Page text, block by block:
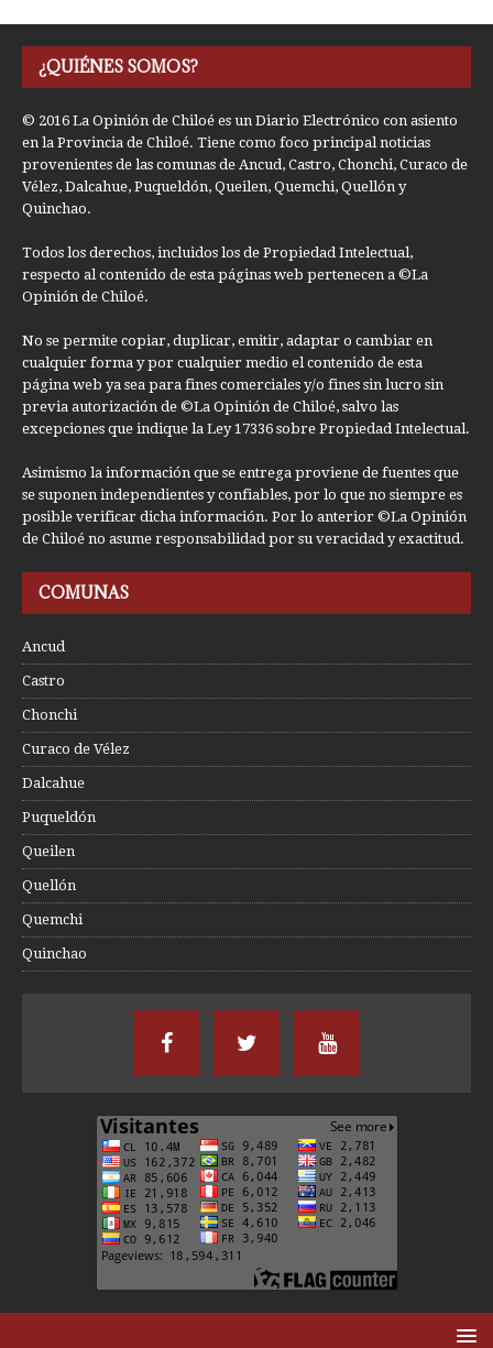
¿QUIÉNES SOMOS?
© 2016 La Opinión de Chiloé es un Diario Electrónico con asiento
en la Provincia de Chiloé. Tiene como foco principal noticias
provenientes de las comunas de Ancud, Castro, Chonchi, Curaco de
Vélez, Dalcahue, Puqueldón, Queilen, Quemchi, Quellón y
Quinchao.
Todos los derechos, incluidos los de Propiedad Intelectual,
respecto al contenido de esta páginas web pertenecen a ©La
Opinión de Chiloé.
No se permite copiar, duplicar, emitir, adaptar o cambiar en
cualquier forma y por cualquier medio el contenido de esta
página web ya sea para fines comerciales y/o fines sin lucro sin
previa autorización de ©La Opinión de Chiloé, salvo las
excepciones que indique la Ley 17336 sobre Propiedad Intelectual.
Asimismo la información que se entrega proviene de fuentes que
se suponen independientes y confiables, por lo que no siempre es
posible verificar dicha información. Por lo anterior ©La Opinión
de Chiloé no asume responsabilidad por su veracidad y exactitud.
COMUNAS
Ancud
Castro
Chonchi
Curaco de Vélez
Dalcahue
Puqueldón
Queilen
Quellón
Quemchi
Quinchao